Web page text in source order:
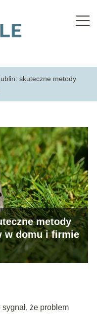
skuteczne metody
metody
w domu i firmie
że problem